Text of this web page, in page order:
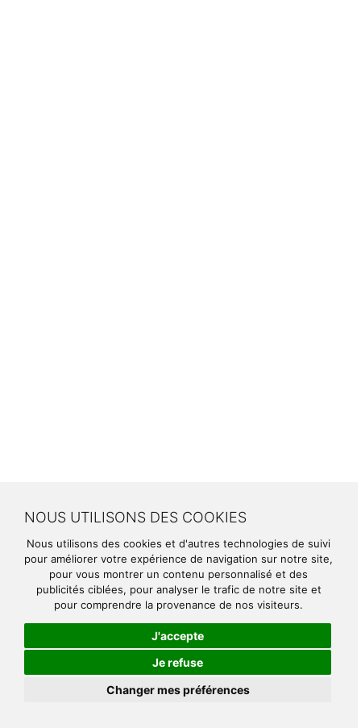
NOUS UTILISONS DES COOKIES
Nous utilisons des cookies et d'autres technologies de suivi
pour améliorer votre expérience de navigation sur notre site,
pour vous montrer un contenu personnalisé et des
publicités ciblées, pour analyser le trafic de notre site et
pour comprendre la provenance de nos visiteurs.
J'accepte
Je refuse
Changer mes préférences